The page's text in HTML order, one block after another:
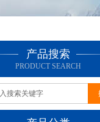
产品搜索
PRODUCT SEARCH